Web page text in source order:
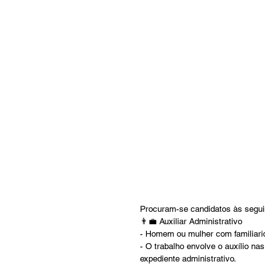
Procuram-se candidatos às
👨💼 Auxiliar Administrativo
- ⁠Homem ou mulher com
- ⁠O trabalho envolve o auxílio
expediente administrativo.